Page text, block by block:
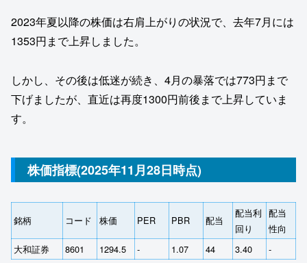
2023年夏以降の株価は右肩上がりの状況で、去年7月には
1353円まで上昇しました。
しかし、その後は低迷が続き、4月の暴落では773円まで
下げましたが、直近は再度1300円前後まで上昇していま
す。
株価指標(2025年11月28日時点)
銘柄 コード 株価 PER PBR 配当
配当利
回り
配当
性向
大和証券
8601 1294.5 ‐ 1.07 44 3.40 ‐